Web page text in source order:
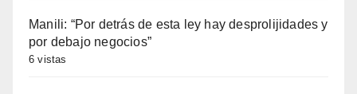
Manili: “Por detrás de esta ley hay desprolijidades y
por debajo negocios”
6 vistas